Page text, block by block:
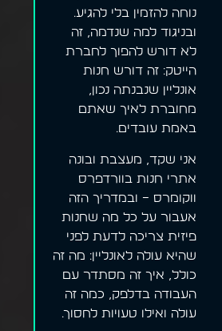
נוחה להזמין בלי להגיע.
ובניגוד למה שנדמה, זה
לא דורש להפוך לחברת
הייטק: זה דורש חנות
אונליין שנבנתה נכון,
מחוברת לאיך שאתם
באמת עובדים.
אני שקד, מעצבת ובונה
אתרי חנות בוורדפרס
ווקומרס – ובמדריך הזה
אעבור על כל מה שחנות
פיזית צריכה לדעת לפני
שהיא עולה לאונליין: מה זה
כולל, איך זה מסתדר עם
העבודה בדלפק, כמה זה
עולה ואילו טעויות לחסוך.